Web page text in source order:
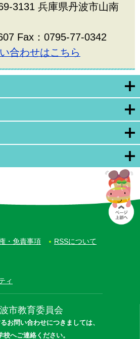
3131 兵庫県丹波市山南
Fax：0795-77-0342
合わせはこちら
市教育委員会
お問い合わせにつきましては、
校へご連絡ください。
・免責事項 RSSについて
ィ